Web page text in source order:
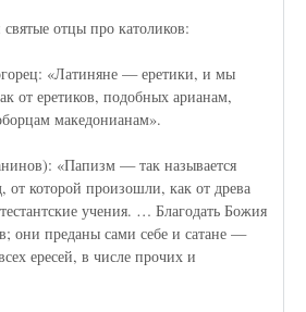
отцы про католиков:
«Латиняне — еретики, и мы
от еретиков, подобных арианам,
македонианам».
«Папизм — так называется
от которой произошли, как от древа
учения. … Благодать Божия
они преданы сами себе и сатане —
ересей, в числе прочих и